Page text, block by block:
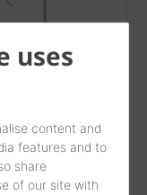
uses
content and
features and to
share
of our site with
01 EN